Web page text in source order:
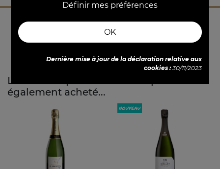
Les clients qui ont acheté ce produit ont
également acheté...
OK
Définir mes préférences
Dernière mise à jour de la déclaration relative aux
cookies :30/11/2023